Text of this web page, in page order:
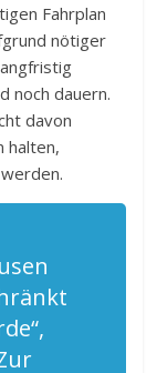
Fahrplan
nötiger
noch dauern.
davon
halten,